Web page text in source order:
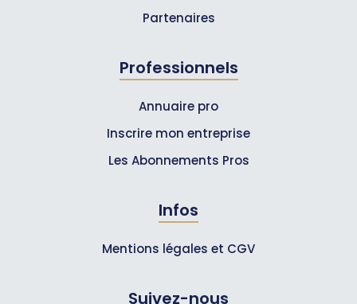
Partenaires
Professionnels
Annuaire pro
Inscrire mon entreprise
Les Abonnements Pros
Infos
Mentions légales et CGV
Suivez-nous